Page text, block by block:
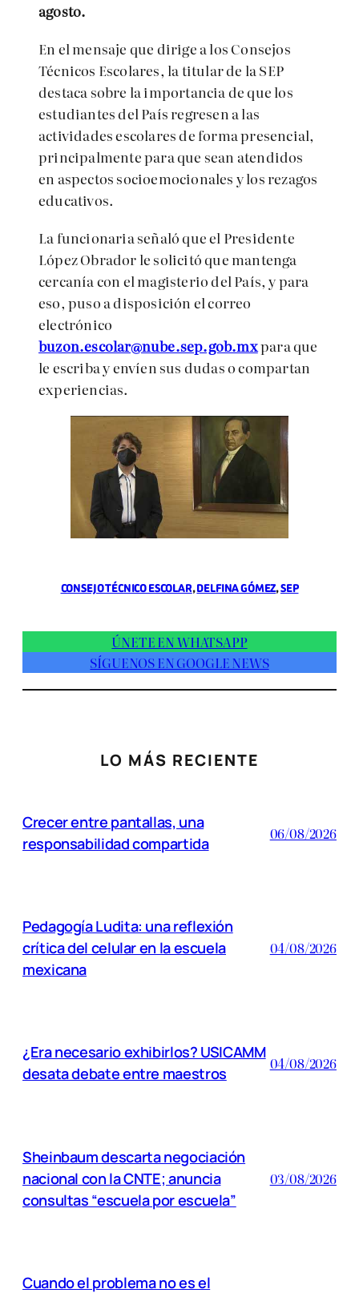
agosto.
En el mensaje que dirige a los Consejos
Técnicos Escolares, la titular de la SEP
destaca sobre la importancia de que los
estudiantes del País regresen a las
actividades escolares de forma presencial,
principalmente para que sean atendidos
en aspectos socioemocionales y los rezagos
educativos.
La funcionaria señaló que el Presidente
López Obrador le solicitó que mantenga
cercanía con el magisterio del País, y para
eso, puso a disposición el correo
electrónico
buzon.escolar@nube.sep.gob.mxpara que
le escriba y envíen sus dudas o compartan
experiencias.
CONSEJO TÉCNICO ESCOLAR, DELFINA GÓMEZ, SEP
ÚNETE EN WHATSAPP
SÍGUENOS EN GOOGLE NEWS
LO MÁS RECIENTE
Crecer entre pantallas, una
responsabilidad compartida
06/08/2026
Pedagogía Ludita: una reflexión
crítica del celular en la escuela
mexicana
04/08/2026
¿Era necesario exhibirlos? USICAMM
desata debate entre maestros
04/08/2026
Sheinbaum descarta negociación
nacional con la CNTE; anuncia
consultas “escuela por escuela”
03/08/2026
Cuando el problema no es el